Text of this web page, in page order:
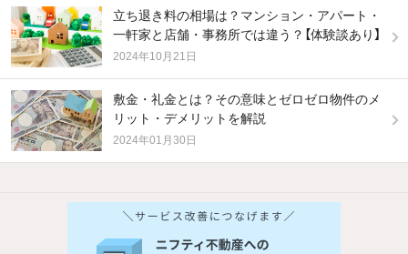
立ち退き料の相場は？マンション・アパート・
一軒家と店舗・事務所では違う？【体験談あり】
2024年10月21日
敷金・礼金とは？その意味とゼロゼロ物件のメ
リット・デメリットを解説
2024年01月30日
他の人はこんな条件で絞り込んでいます！